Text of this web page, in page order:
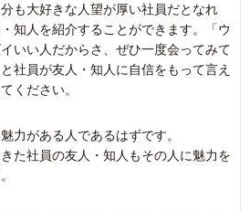
も大好きな人望が厚い社員だとなれ
知人を紹介することができます。「ウ
いい人だからさ、ぜひ一度会ってみて
社員が友人・知人に自信をもって言え
ください。
力がある人であるはずです。
た社員の友人・知人もその人に魅力を